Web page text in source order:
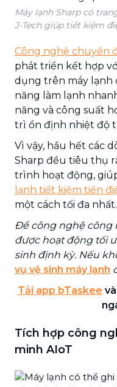
Máy lạnh Sharp có
J-Tech giúp tiết kiệm
Công nghệ chuyển
phát triển kết hợp
dụng trên máy lạnh
năng làm lạnh
năng và công suất
trì ổn định nhiệt độ
Vì vậy, hầu hết các
Sharp đều tiêu thụ
trình hoạt động,
lạnh tiết kiệm tiền
một cách tối đa nhất.
Để công nghệ công
được hoạt động tối
sinh định kỳ. Nếu
vụ vệ sinh máy lạnh
Tải app bTaskee
Tích hợp công
minh AIoT